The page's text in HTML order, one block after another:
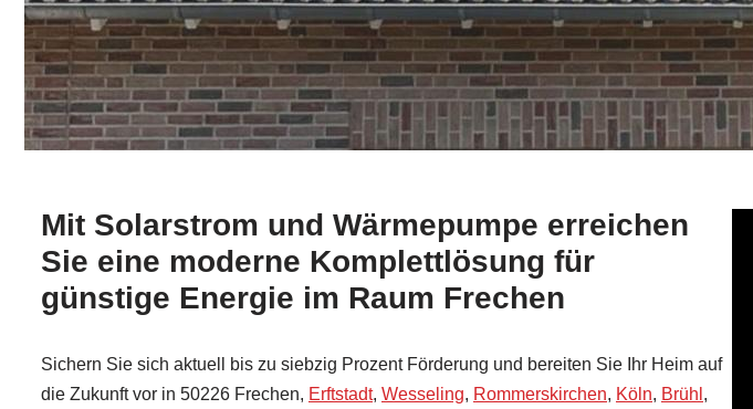
Mit Solarstrom und Wärmepumpe erreichen
Sie eine moderne Komplettlösung für
günstige Energie im Raum Frechen
Sichern Sie sich aktuell bis zu siebzig Prozent Förderung und bereiten Sie Ihr Heim auf
die Zukunft vor in 50226 Frechen, Erftstadt, Wesseling, Rommerskirchen, Köln, Brühl ,